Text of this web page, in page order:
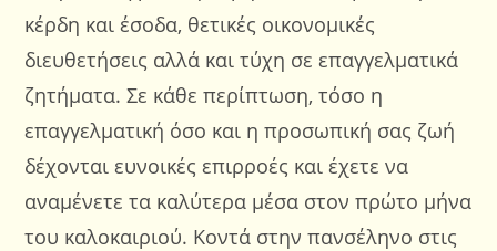
κέρδη και έσοδα, θετικές οικονομικές
διευθετήσεις αλλά και τύχη σε επαγγελματικά
ζητήματα. Σε κάθε περίπτωση, τόσο η
επαγγελματική όσο και η προσωπική σας ζωή
δέχονται ευνοικές επιρροές και έχετε να
αναμένετε τα καλύτερα μέσα στον πρώτο μήνα
του καλοκαιριού. Κοντά στην πανσέληνο στις